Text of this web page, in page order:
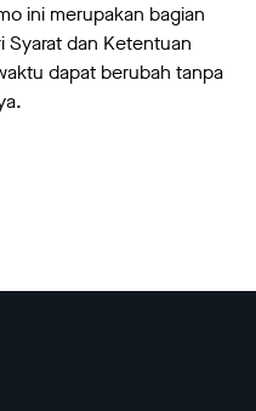
ini merupakan bagian
Syarat dan Ketentuan
dapat berubah tanpa